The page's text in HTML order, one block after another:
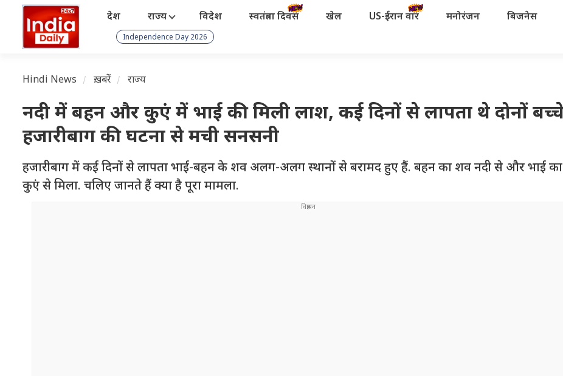
देश राज्य विदेश स्वतंत्रता दिवस खेल US-ईरान वॉर मनोरंजन बिजनेस
Independence Day 2026
Hindi News ख़बरें राज्य
नदी में बहन और कुएं में भाई की मिली लाश, कई दिनों से लापता थे दोनों
हजारीबाग की घटना से मची सनसनी
हजारीबाग में कई दिनों से लापता भाई-बहन के शव अलग-अलग स्थानों से बरामद हुए हैं. बहन का शव नदी से और भाई
कुएं से मिला. चलिए जानते हैं क्या है पूरा मामला.